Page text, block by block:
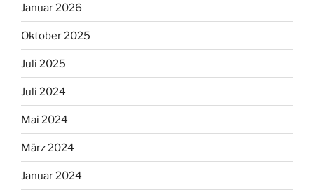
Januar 2026
Oktober 2025
Juli 2025
Juli 2024
Mai 2024
März 2024
Januar 2024